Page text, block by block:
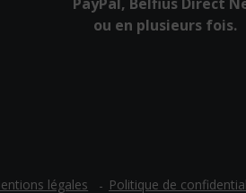
ou en plusieurs fois.
légales Politique de